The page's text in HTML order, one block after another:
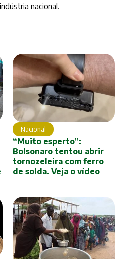
nacional.
Nacional
“Muito esperto”:
Bolsonaro tentou abrir
tornozeleira com ferro
de solda. Veja o vídeo